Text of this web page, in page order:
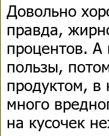
Довольно
правда,
процентов. А
пользы,
продуктом,
много
на кусочек